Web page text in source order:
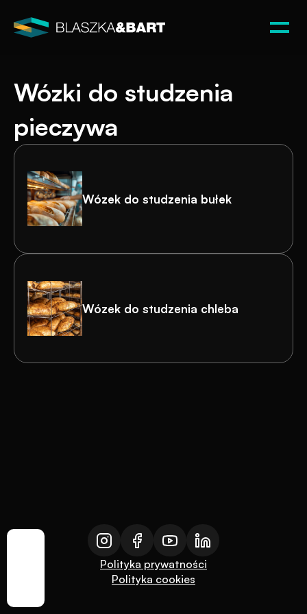
Wózki do studzenia
pieczywa
Wózek do studzenia bułek
Wózek do studzenia chleba
Polityka prywatności
Polityka cookies